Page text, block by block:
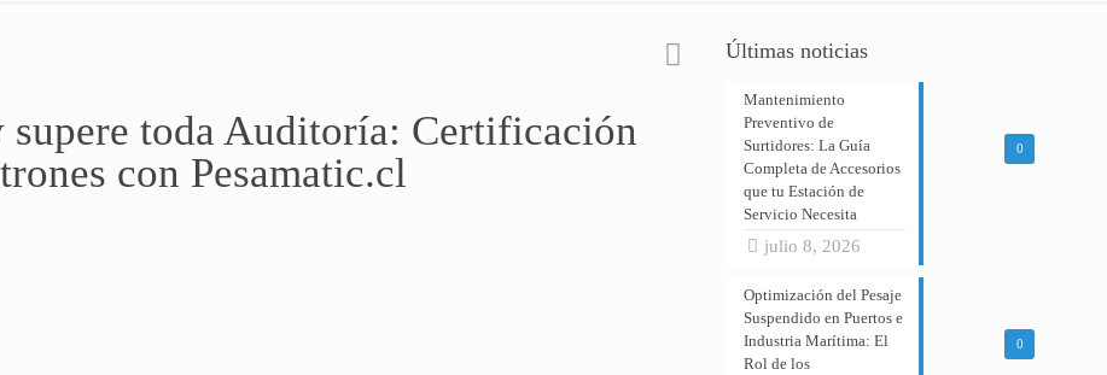
toda Auditoría: Certificación
con Pesamatic.cl
Últimas noticias
0
Mantenimiento
Preventivo de
Surtidores: La Guía
Completa de Accesorios
que tu Estación de
Servicio Necesita
julio 8, 2026
0
Optimización del Pesaje
Suspendido en Puertos e
Industria Marítima: El
Rol de los